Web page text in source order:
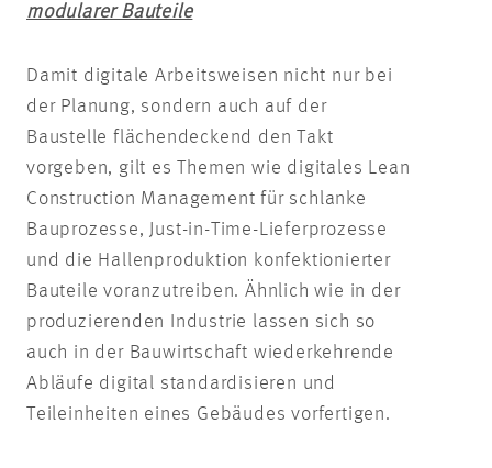
modularer Bauteile
Damit digitale Arbeitsweisen nicht nur bei
der Planung, sondern auch auf der
Baustelle flächendeckend den Takt
vorgeben, gilt es Themen wie digitales Lean
Construction Management für schlanke
Bauprozesse, Just-in-Time-Lieferprozesse
und die Hallenproduktion konfektionierter
Bauteile voranzutreiben. Ähnlich wie in der
produzierenden Industrie lassen sich so
auch in der Bauwirtschaft wiederkehrende
Abläufe digital standardisieren und
Teileinheiten eines Gebäudes vorfertigen.